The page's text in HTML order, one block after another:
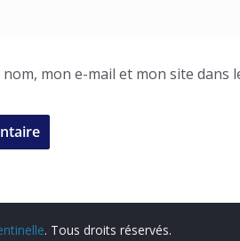
mon e-mail et mon site
. Tous droits réservés.